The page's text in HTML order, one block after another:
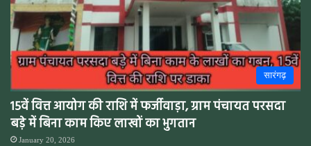
सारंगढ़
15वें वित्त आयोग की राशि में फर्जीवाड़ा, ग्राम पंचायत परसदा
बड़े में बिना काम किए लाखों का भुगतान
January 20, 2026